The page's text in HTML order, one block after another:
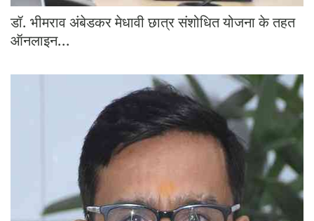
Press Releases
Chandigarh
डॉ. भीमराव अंबेडकर मेधावी छात्र संशोधित योजना के तहत
ऑनलाइन...